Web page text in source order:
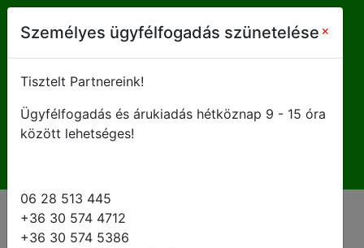
farmcenter@farmcenter.hu
H-P 8 - 16:30
Személyes ügyfélfogadás szünetelése ×
Tisztelt Partnereink!
Ügyfélfogadás és árukiadás hétköznap 9 - 15 óra
között lehetséges!
06 28 513 445
+36 30 574 4712
+36 30 574 5386